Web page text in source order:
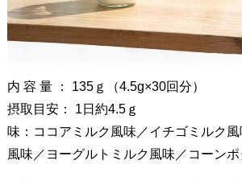
ロ
フ
ッ
シ
ョ
ナ
内 容 量 ： 135ｇ（4.5g×30回分）
摂取目安： 1日約4.5ｇ
味：ココアミルク風味／イチゴミルク
風味／ヨーグルトミルク風味／コーン